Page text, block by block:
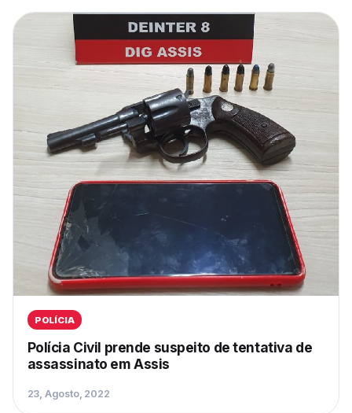
POLÍCIA
Polícia Civil prende suspeito de tentativa de
assassinato em Assis
23, Agosto, 2022